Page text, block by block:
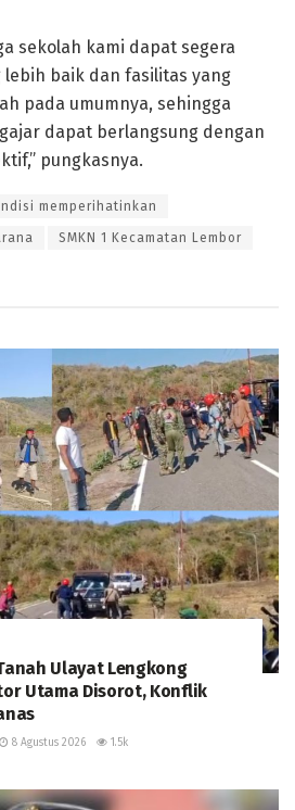
sekolah kami dapat segera
lebih baik dan fasilitas yang
pada umumnya, sehingga
dapat berlangsung dengan
pungkasnya.
memperihatinkan
SMKN 1 Kecamatan Lembor
Ulayat Lengkong
Utama Disorot, Konflik
8 Agustus 2026 1.5k